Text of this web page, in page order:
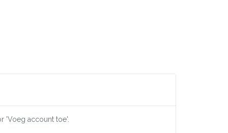
'Voeg account toe'.